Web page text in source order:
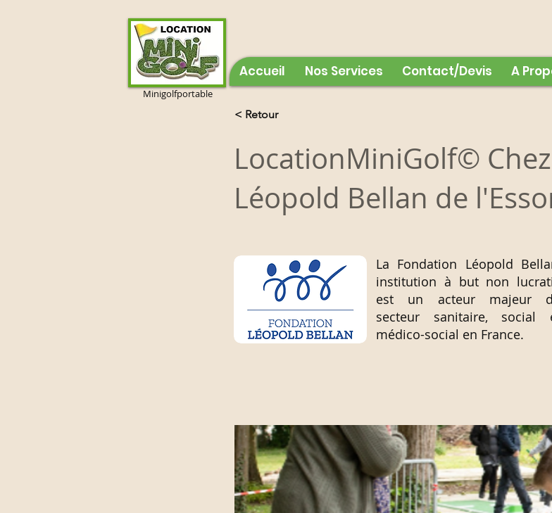
Accueil Nos Services Contact/Devis A
Minigolfportable
< Retour
LocationMiniGolf©
Léopold Bellan de
La Fondation Léopold
institution à but non
est un acteur majeur
secteur sanitaire, social
médico-social en France.